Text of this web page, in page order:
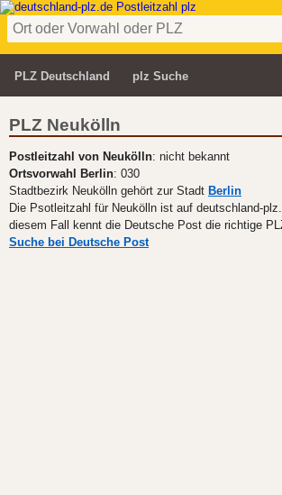
PLZ Deutschland plz Suche
PLZ Neukölln
Postleitzahl von Neukölln: nicht bekannt
Ortsvorwahl Berlin: 030
Stadtbezirk Neukölln gehört zur Stadt Berlin
Die Psotleitzahl für Neukölln ist auf deutschland-
diesem Fall kennt die Deutsche Post die richtige
Suche bei Deutsche Post